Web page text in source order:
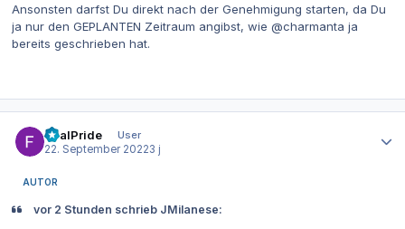
Ansonsten darfst Du direkt nach der Genehmigung starten, da Du
ja nur den GEPLANTEN Zeitraum angibst, wie @charmanta ja
bereits geschrieben hat.
RealPride
User
22. September 20223 j
AUTOR
vor 2 Stunden schrieb JMilanese: